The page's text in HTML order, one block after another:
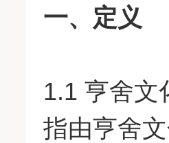
一、定义
1.1 亨舍文
指由亨舍